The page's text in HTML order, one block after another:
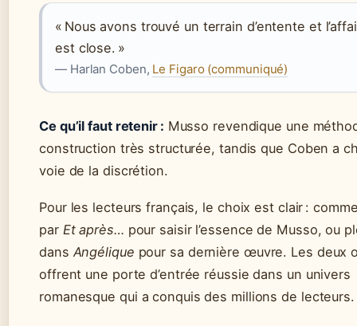
« Nous avons trouvé un terrain d’entente et
est close. »
— Harlan Coben, Le Figaro (communiqué)
Ce qu’il faut retenir : Musso revendique une
construction très structurée, tandis que Coben a
voie de la discrétion.
Pour les lecteurs français, le choix est clair :
par Et après… pour saisir l’essence de Musso, ou
dans Angélique pour sa dernière œuvre. Les deux
offrent une porte d’entrée réussie dans un univers
romanesque qui a conquis des millions de lecteurs.